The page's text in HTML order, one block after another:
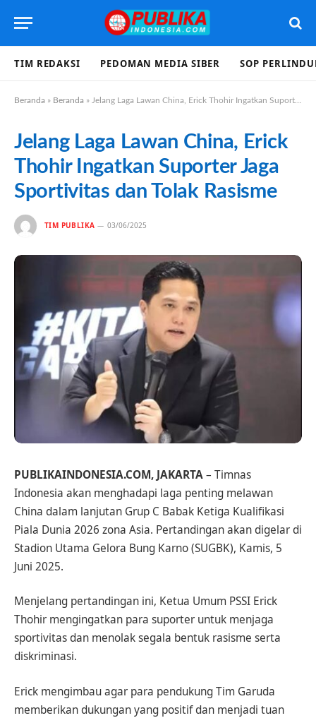
TIM REDAKSI PEDOMAN MEDIA SIBER SOP
Beranda » Beranda » Jelang Laga Lawan China, Erick Thohir Ingatkan Suporter Jaga Sportivitas dan Tolak Rasisme
Jelang Laga Lawan China, Erick
Thohir Ingatkan Suporter Jaga
Sportivitas dan Tolak Rasisme
TIM PUBLIKA 03/06/2025
PUBLIKAINDONESIA.COM, JAKARTA– Timnas
Indonesia akan menghadapi laga penting melawan
China dalam lanjutan Grup C Babak Ketiga Kualifikasi
Piala Dunia 2026 zona Asia. Pertandingan akan digelar di
Stadion Utama Gelora Bung Karno (SUGBK), Kamis, 5
Juni 2025.
Menjelang pertandingan ini, Ketua Umum PSSI Erick
Thohir mengingatkan para suporter untuk menjaga
sportivitas dan menolak segala bentuk rasisme serta
diskriminasi.
Erick mengimbau agar para pendukung Tim Garuda
memberikan dukungan yang positif dan menjadi tuan